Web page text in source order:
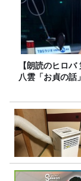
【朗読のヒロ
八雲「お貞の話」